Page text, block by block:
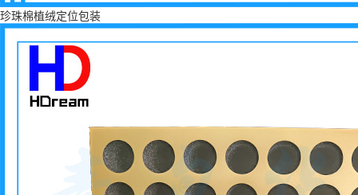
珍珠棉植绒定位包装